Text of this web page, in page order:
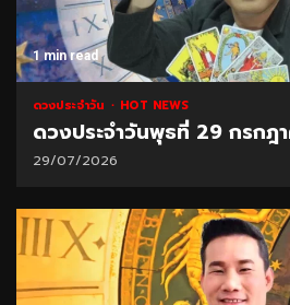
1 min read
ดวงประจำวัน HOT NEWS
ดวงประจำวันพุธที่ 29 กรกฎ
29/07/2026